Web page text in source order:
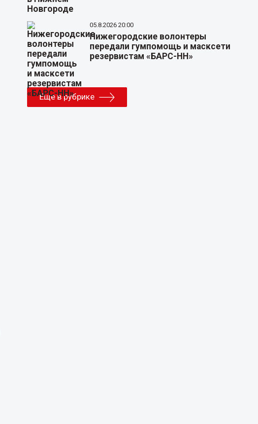
05.8.2026 20:00
Нижегородские волонтеры
передали гумпомощь и масксети
резервистам «БАРС-НН»
Еще в рубрике